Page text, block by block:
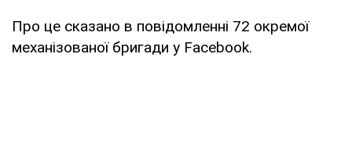
Про це сказано в повідомленні 72 окремої
механізованої бригади у Facebook.